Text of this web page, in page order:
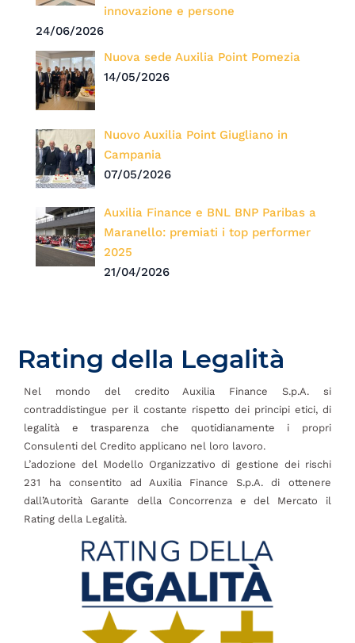
innovazione e persone
24/06/2026
Nuova sede Auxilia Point Pomezia
14/05/2026
Nuovo Auxilia Point Giugliano in
Campania
07/05/2026
Auxilia Finance e BNL BNP Paribas a
Maranello: premiati i top performer
2025
21/04/2026
Rating della Legalità
Nel mondo del credito Auxilia Finance S.p.A. si
contraddistingue per il costante rispetto dei principi etici, di
legalità e trasparenza che quotidianamente i propri
Consulenti del Credito applicano nel loro lavoro.
L’adozione del Modello Organizzativo di gestione dei rischi
231 ha consentito ad Auxilia Finance S.p.A. di ottenere
dall’Autorità Garante della Concorrenza e del Mercato il
Rating della Legalità.